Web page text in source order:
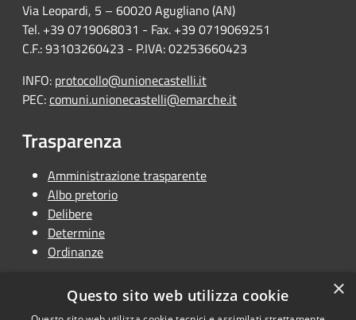
Via Leopardi, 5 – 60020 Agugliano (AN)
Tel. +39 0719068031 - Fax. +39 0719069251
C.F.: 93103260423 - P.IVA: 02253660423
INFO: protocollo@unionecastelli.it
PEC:comuni.unionecastelli@emarche.it
Trasparenza
Amministrazione trasparente
Albo pretorio
Delibere
Determine
Ordinanze
×
Questo sito web utilizza cookie